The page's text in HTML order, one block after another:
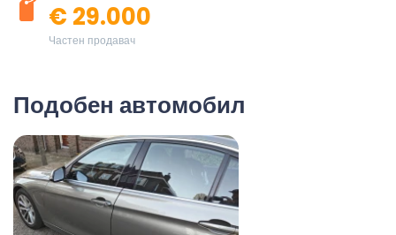
€ 29.000
Частен продавач
Подобен автомобил